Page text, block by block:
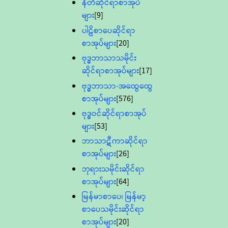
နီတိဆိုင်ရာစာအုပ်
များ[9]
ပါဠိစာပေဆိုင်ရာ
စာအုပ်များ[20]
ဗုဒ္ဓဘာသာသမိုင်း
ဆိုင်ရာစာအုပ်များ[17]
ဗုဒ္ဓဘာသာ-အထွေထွေ
စာအုပ်များ[576]
ဗုဒ္ဓဝင်ဆိုင်ရာစာအုပ်
များ[53]
ဘာသာဋီကာဆိုင်ရာ
စာအုပ်များ[26]
ဘုရားသမိုင်းဆိုင်ရာ
စာအုပ်များ[64]
မြန်မာစာပေ၊ မြန်မာ့
စာပေသမိုင်းဆိုင်ရာ
စာအုပ်များ[20]